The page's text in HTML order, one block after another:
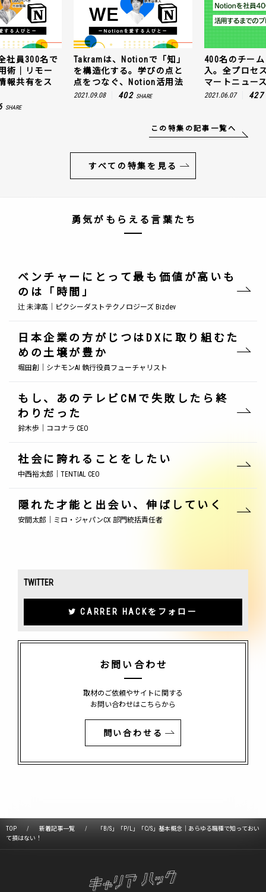
社員300名で
術｜リモー
報共有をス
SHARE
Takramは、Notionで「知」
を構造化する。学びの点と
点をつなぐ、Notion活用法
2021.09.08 402 SHARE
400名のチー
入。全プロセ
マートニュー
2021.06.07 427
この特集の記事一覧へ
すべての特集を見る
勇気がもらえる言葉たち
ベンチャーにとって最も価値が高いも
のは「時間」
辻 未津高｜ピクシーダストテクノロジーズ Bizdev
日本企業の方がじつはDXに取り組むた
めの土壌が豊か
堀田創｜シナモンAI 執行役員フューチャリスト
もし、あのテレビCMで失敗したら終
わりだった
鈴木歩｜ココナラ CEO
社会に誇れることをしたい
中西裕太郎｜TENTIAL CEO
隠れた才能と出会い、伸ばしていく
安間太郎｜ミロ・ジャパンCX 部門統括責任者
TWITTER
CARRER HACKをフォロー
お問い合わせ
取材のご依頼やサイトに関する
お問い合わせはこちらから
問い合わせる
TOP 新着記事一覧
「B/S」「P/L」「C/S」基本概念｜あらゆる職種で知っておい
て損はない！